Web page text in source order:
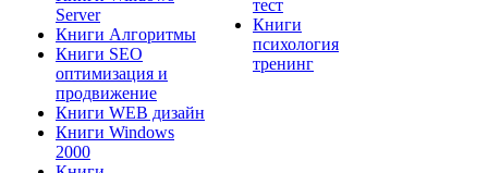
Server
Книги Алгоритмы
Книги SEO
оптимизация и
продвижение
Книги WEB дизайн
Книги Windows
2000
тест
Книги
психология
тренинг